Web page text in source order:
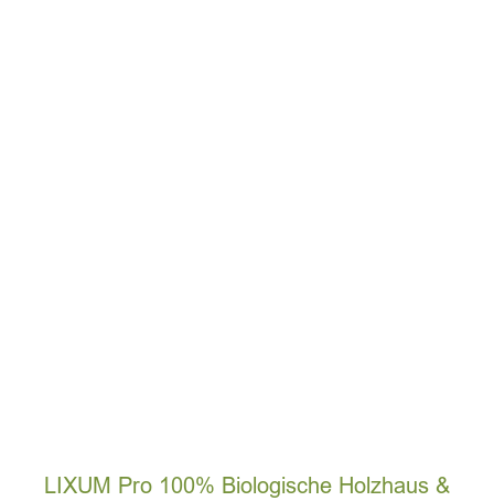
LIXUM Pro 100% Biologische Holzhaus &